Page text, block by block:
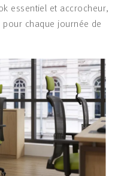
essentiel et accrocheur,
chaque journée de